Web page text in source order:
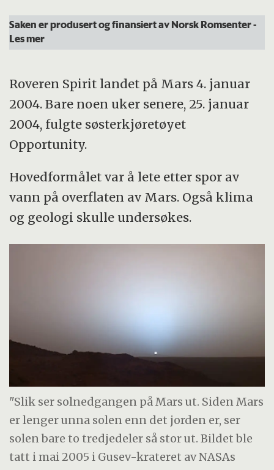
Saken er produsert og finansiert av Norsk Romsenter-
Les mer
Roveren Spirit landet på Mars 4. januar
2004. Bare noen uker senere, 25. januar
2004, fulgte søsterkjøretøyet
Opportunity.
Hovedformålet var å lete etter spor av
vann på overflaten av Mars. Også klima
og geologi skulle undersøkes.
"Slik ser solnedgangen på Mars ut. Siden Mars
er lenger unna solen enn det jorden er, ser
solen bare to tredjedeler så stor ut. Bildet ble
tatt i mai 2005 i Gusev-krateret av NASAs